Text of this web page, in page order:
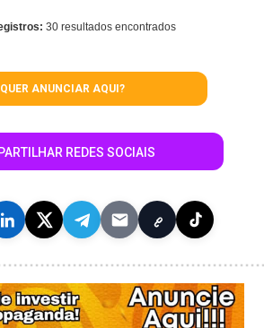
30 resultados encontrados
QUER ANUNCIAR AQUI?
REDES SOCIAIS